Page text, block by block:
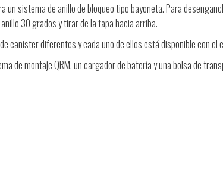
un sistema de anillo de bloqueo tipo bayoneta. Para
30 grados y tirar de la tapa hacia arriba.
canister diferentes y cada uno de ellos está disponible con
de montaje QRM, un cargador de batería y una bolsa de